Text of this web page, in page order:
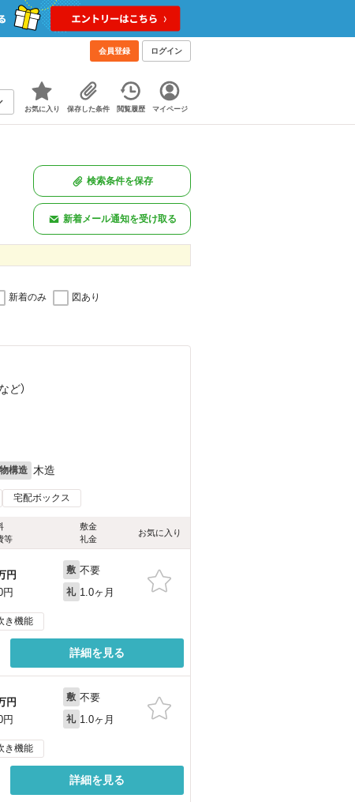
会員登録 ログイン
お気に入り 保存した条件 閲覧履歴 マイページ
検索条件を保存
新着メール通知を受け取る
新着のみ 図あり
など）
構造 木造
宅配ボックス
等
敷金
礼金
お気に入り
円
円
敷 不要
礼 1.0ヶ月
き機能
詳細を見る
円
円
敷 不要
礼 1.0ヶ月
き機能
詳細を見る